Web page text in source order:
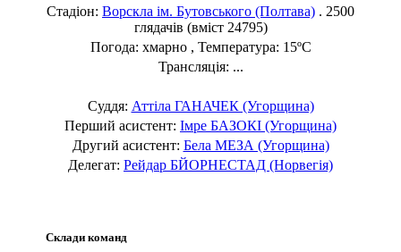
Стадіон: Ворскла ім. Бутовського (Полтава) . 2500
глядачів (вміст 24795)
Погода: хмарно , Температура: 15ºC
Трансляція: ...
Суддя: Аттіла ГАНАЧЕК (Угорщина)
Перший асистент: Імре БАЗОКІ (Угорщина)
Другий асистент: Бела МЕЗА (Угорщина)
Делегат: Рейдар БЙОРНЕСТАД (Норвегія)
Склади команд